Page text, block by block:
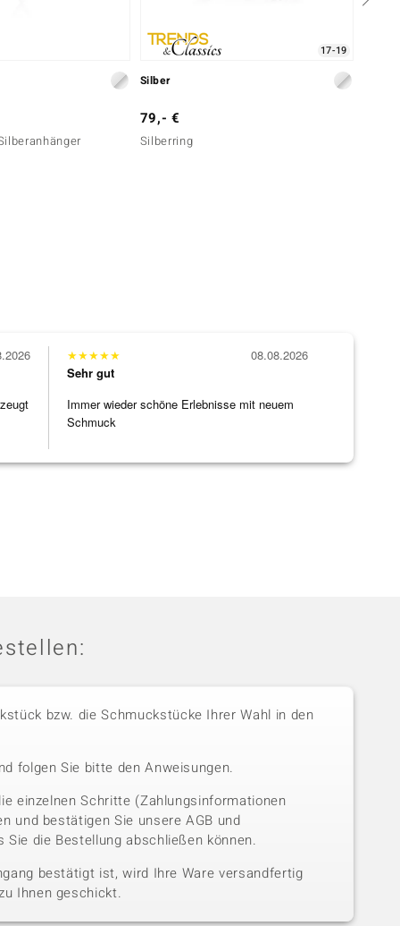
17-19
Silber
79,- €
Silberring
★★★★★
Sehr gut
Immer wieder schöne Erlebnisse mit neuem
Schmuck
08.08.2026
bzw. die Schmuckstücke Ihrer Wahl in den
folgen Sie bitte den Anweisungen.
einzelnen Schritte (Zahlungsinformationen
und bestätigen Sie unsere AGB und
Sie die Bestellung abschließen können.
bestätigt ist, wird Ihre Ware versandfertig
Ihnen geschickt.